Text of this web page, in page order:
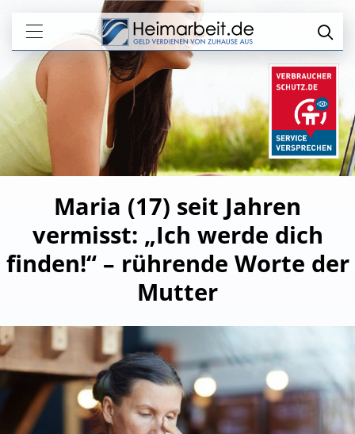
Maria (17) seit Jahren
vermisst: „Ich werde dich
finden!“ – rührende Worte der
Mutter